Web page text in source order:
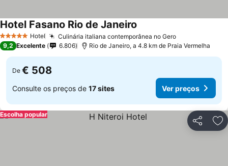
5 Estrelas Hotel Culinária italiana contemporânea no Gero
Hotel Fasano Rio de Janeiro
9,2 Excelente 6.806 Rio de Janeiro, a 4.8 km de Praia Vermelha
De € 508
Consulte os preços de 17 sites Ver preços
Partilhar
Escolha popular